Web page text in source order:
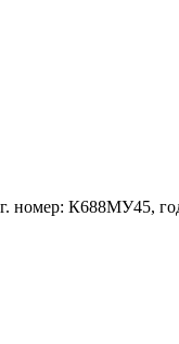
К688МУ45,